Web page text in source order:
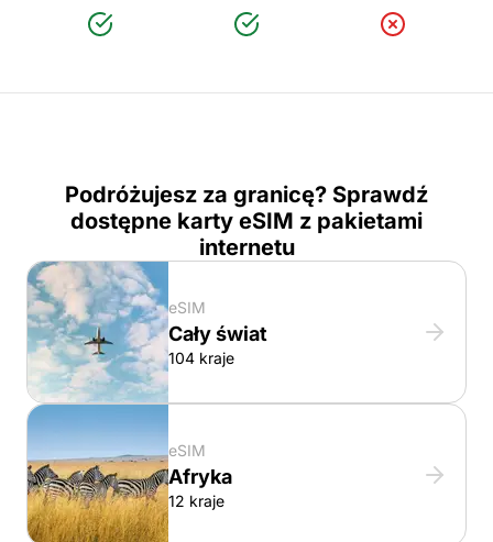
Podróżujesz za granicę? Sprawdź
dostępne karty eSIM z pakietami
internetu
eSIM
Cały świat
104 kraje
eSIM
Afryka
12 kraje